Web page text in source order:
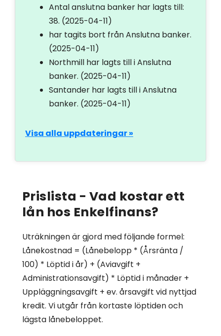
Antal anslutna banker har lagts till:
38. (2025-04-11)
har tagits bort från Anslutna banker.
(2025-04-11)
Northmill har lagts till i Anslutna
banker. (2025-04-11)
Santander har lagts till i Anslutna
banker. (2025-04-11)
Visa alla uppdateringar »
Prislista - Vad kostar ett
lån hos Enkelfinans?
Uträkningen är gjord med följande formel:
Lånekostnad = (Lånebelopp * (Årsränta /
100) * Löptid i år) + (Aviavgift +
Administrationsavgift) * Löptid i månader +
Uppläggningsavgift + ev. årsavgift vid nyttjad
kredit. Vi utgår från kortaste löptiden och
lägsta lånebeloppet.